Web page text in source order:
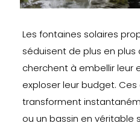
Les fontaines solaires
séduisent de plus en plus
cherchent à embellir leur
exploser leur budget.
transforment
ou un bassin en véritable